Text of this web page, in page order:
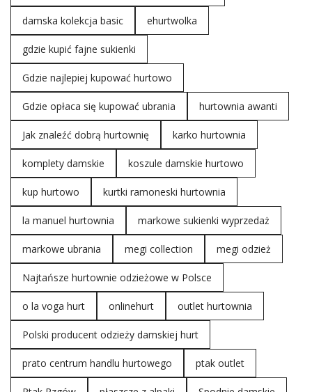
damska kolekcja basic ehurtwolka
gdzie kupić fajne sukienki
Gdzie najlepiej kupować hurtowo
Gdzie opłaca się kupować ubrania hurtownia awanti
Jak znaleźć dobrą hurtownię karko hurtownia
komplety damskie koszule damskie hurtowo
kup hurtowo kurtki ramoneski hurtownia
la manuel hurtownia markowe sukienki wyprzedaż
markowe ubrania megi collection megi odzież
Najtańsze hurtownie odzieżowe w Polsce
o la voga hurt onlinehurt outlet hurtownia
Polski producent odzieży damskiej hurt
prato centrum handlu hurtowego ptak outlet